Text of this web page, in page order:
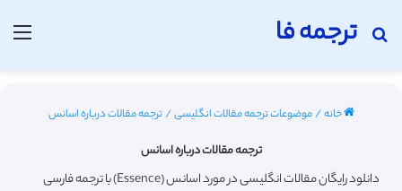
ترجمه فا
جستجو برای
خانه/موضوعات ترجمه مقالات انگلیسی/ترجمه مقالات درباره اسانس
ترجمه مقالات درباره اسانس
دانلود رایگان مقالات انگلیسی در مورد اسانس (Essence) با ترجمه فارسی